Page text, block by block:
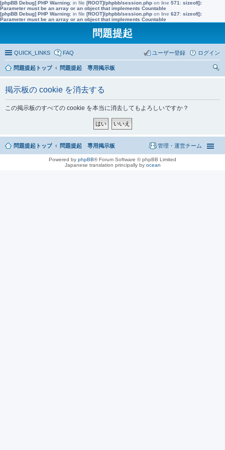
[phpBB Debug] PHP Warning: in file [ROOT]/phpbb/session.php on line 571 : sizeof():
Parameter must be an array or an object that implements Countable
[phpBB Debug] PHP Warning: in file [ROOT]/phpbb/session.php on line 627: sizeof():
Parameter must be an array or an object that implements Countable
問題提起
QUICK_LINKS FAQ ログイン
ユーザー登録
問題提起トップ
問題提起 専用掲示板
掲示板の cookie を消去する
この掲示板のすべての cookie を本当に消去してもよろしいですか？
問題提起トップ 問題提起 専用掲示板 管理・運営チーム
Powered by phpBB® Forum Software © phpBB Limited
Japanese translation principally by ocean